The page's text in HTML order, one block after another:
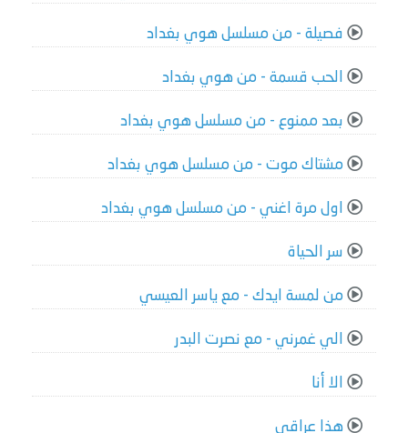
فصيلة - من مسلسل هوي بغداد
الحب قسمة - من هوي بغداد
بعد ممنوع - من مسلسل هوي بغداد
مشتاك موت - من مسلسل هوي بغداد
اول مرة اغني - من مسلسل هوي بغداد
سر الحياة
من لمسة ايدك - مع ياسر العيسي
الي غمرني - مع نصرت البدر
الا أنا
هذا عراقي